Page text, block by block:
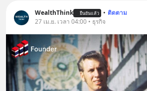
WealthThink ยืนยันแล้ว • ติดตาม
27 เม.ย. เวลา 04:00 • ธุรกิจ